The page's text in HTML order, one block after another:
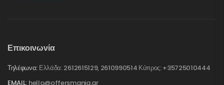
Επικοινωνία
Τηλέφωνα: Ελλάδα: 2612615129, 2610990514 Κύπρος: +35725010444
EMAIL: hello@offersmania.gr